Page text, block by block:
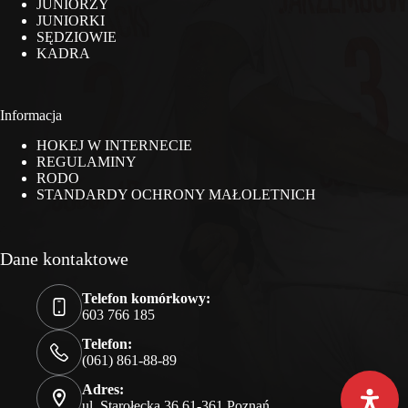
JUNIORZY
JUNIORKI
SĘDZIOWIE
KADRA
Informacja
HOKEJ W INTERNECIE
REGULAMINY
RODO
STANDARDY OCHRONY MAŁOLETNICH
Dane kontaktowe
Telefon komórkowy:
603 766 185
Telefon:
(061) 861-88-89
Adres: